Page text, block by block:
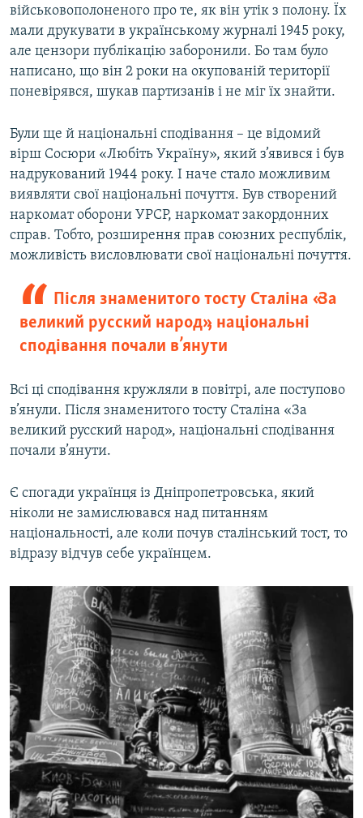
військовополоненого про те, як він утік з полону. Їх
мали друкувати в українському журналі 1945 року,
але цензори публікацію заборонили. Бо там було
написано, що він 2 роки на окупованій території
поневірявся, шукав партизанів і не міг їх знайти.
Були ще й національні сподівання – це відомий
вірш Сосюри «Любіть Україну», який з’явився і був
надрукований 1944 року. І наче стало можливим
виявляти свої національні почуття. Був створений
наркомат оборони УРСР, наркомат закордонних
справ. Тобто, розширення прав союзних республік,
можливість висловлювати свої національні почуття.
Після знаменитого тосту Сталіна «За
великий русский народ», національні
сподівання почали в’янути
Всі ці сподівання кружляли в повітрі, але поступово
в’янули. Після знаменитого тосту Сталіна «За
великий русский народ», національні сподівання
почали в’янути.
Є спогади українця із Дніпропетровська, який
ніколи не замислювався над питанням
національності, але коли почув сталінський тост, то
відразу відчув себе українцем.